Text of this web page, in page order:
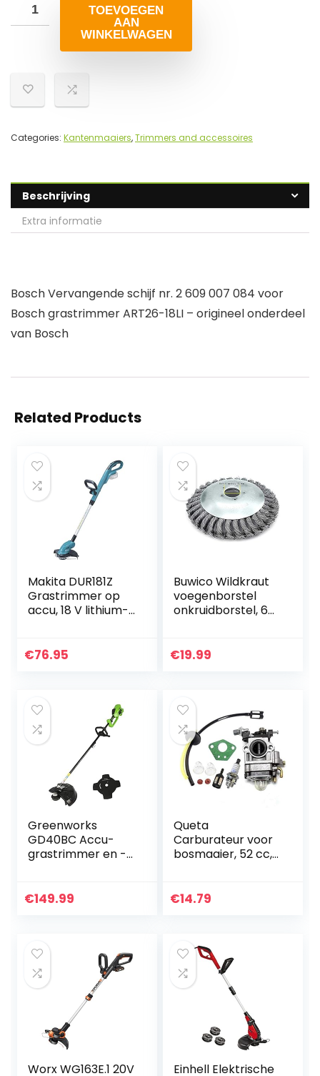
TOEVOEGEN
AAN
WINKELWAGEN
Categories: Kantenmaaiers,Trimmers and accessoires
Beschrijving
Extra informatie
Bosch Vervangende schijf nr. 2 609 007 084 voor
Bosch grastrimmer ART26-18LI – origineel onderdeel
van Bosch
Related Products
Makita DUR181Z
Grastrimmer op
accu, 18 V lithium-
€76.95
Buwico Wildkraut
voegenborstel
onkruidborstel, 6
Brush Joint Twist
€19.99
Greenworks
GD40BC Accu-
grastrimmer en -
Ion 40 V 40 cm/25
€149.99
Queta
Carburateur voor
bosmaaier, 52 cc,
met afdichting,
€14.79
Worx WG163E.1 20V
Einhell Elektrische